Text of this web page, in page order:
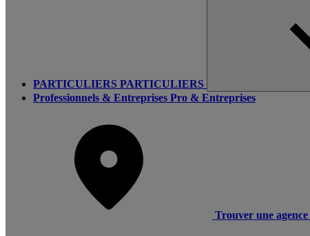
PARTICULIERS PARTICULIERS
Professionnels & Entreprises Pro & Entreprises
Trouver une agence